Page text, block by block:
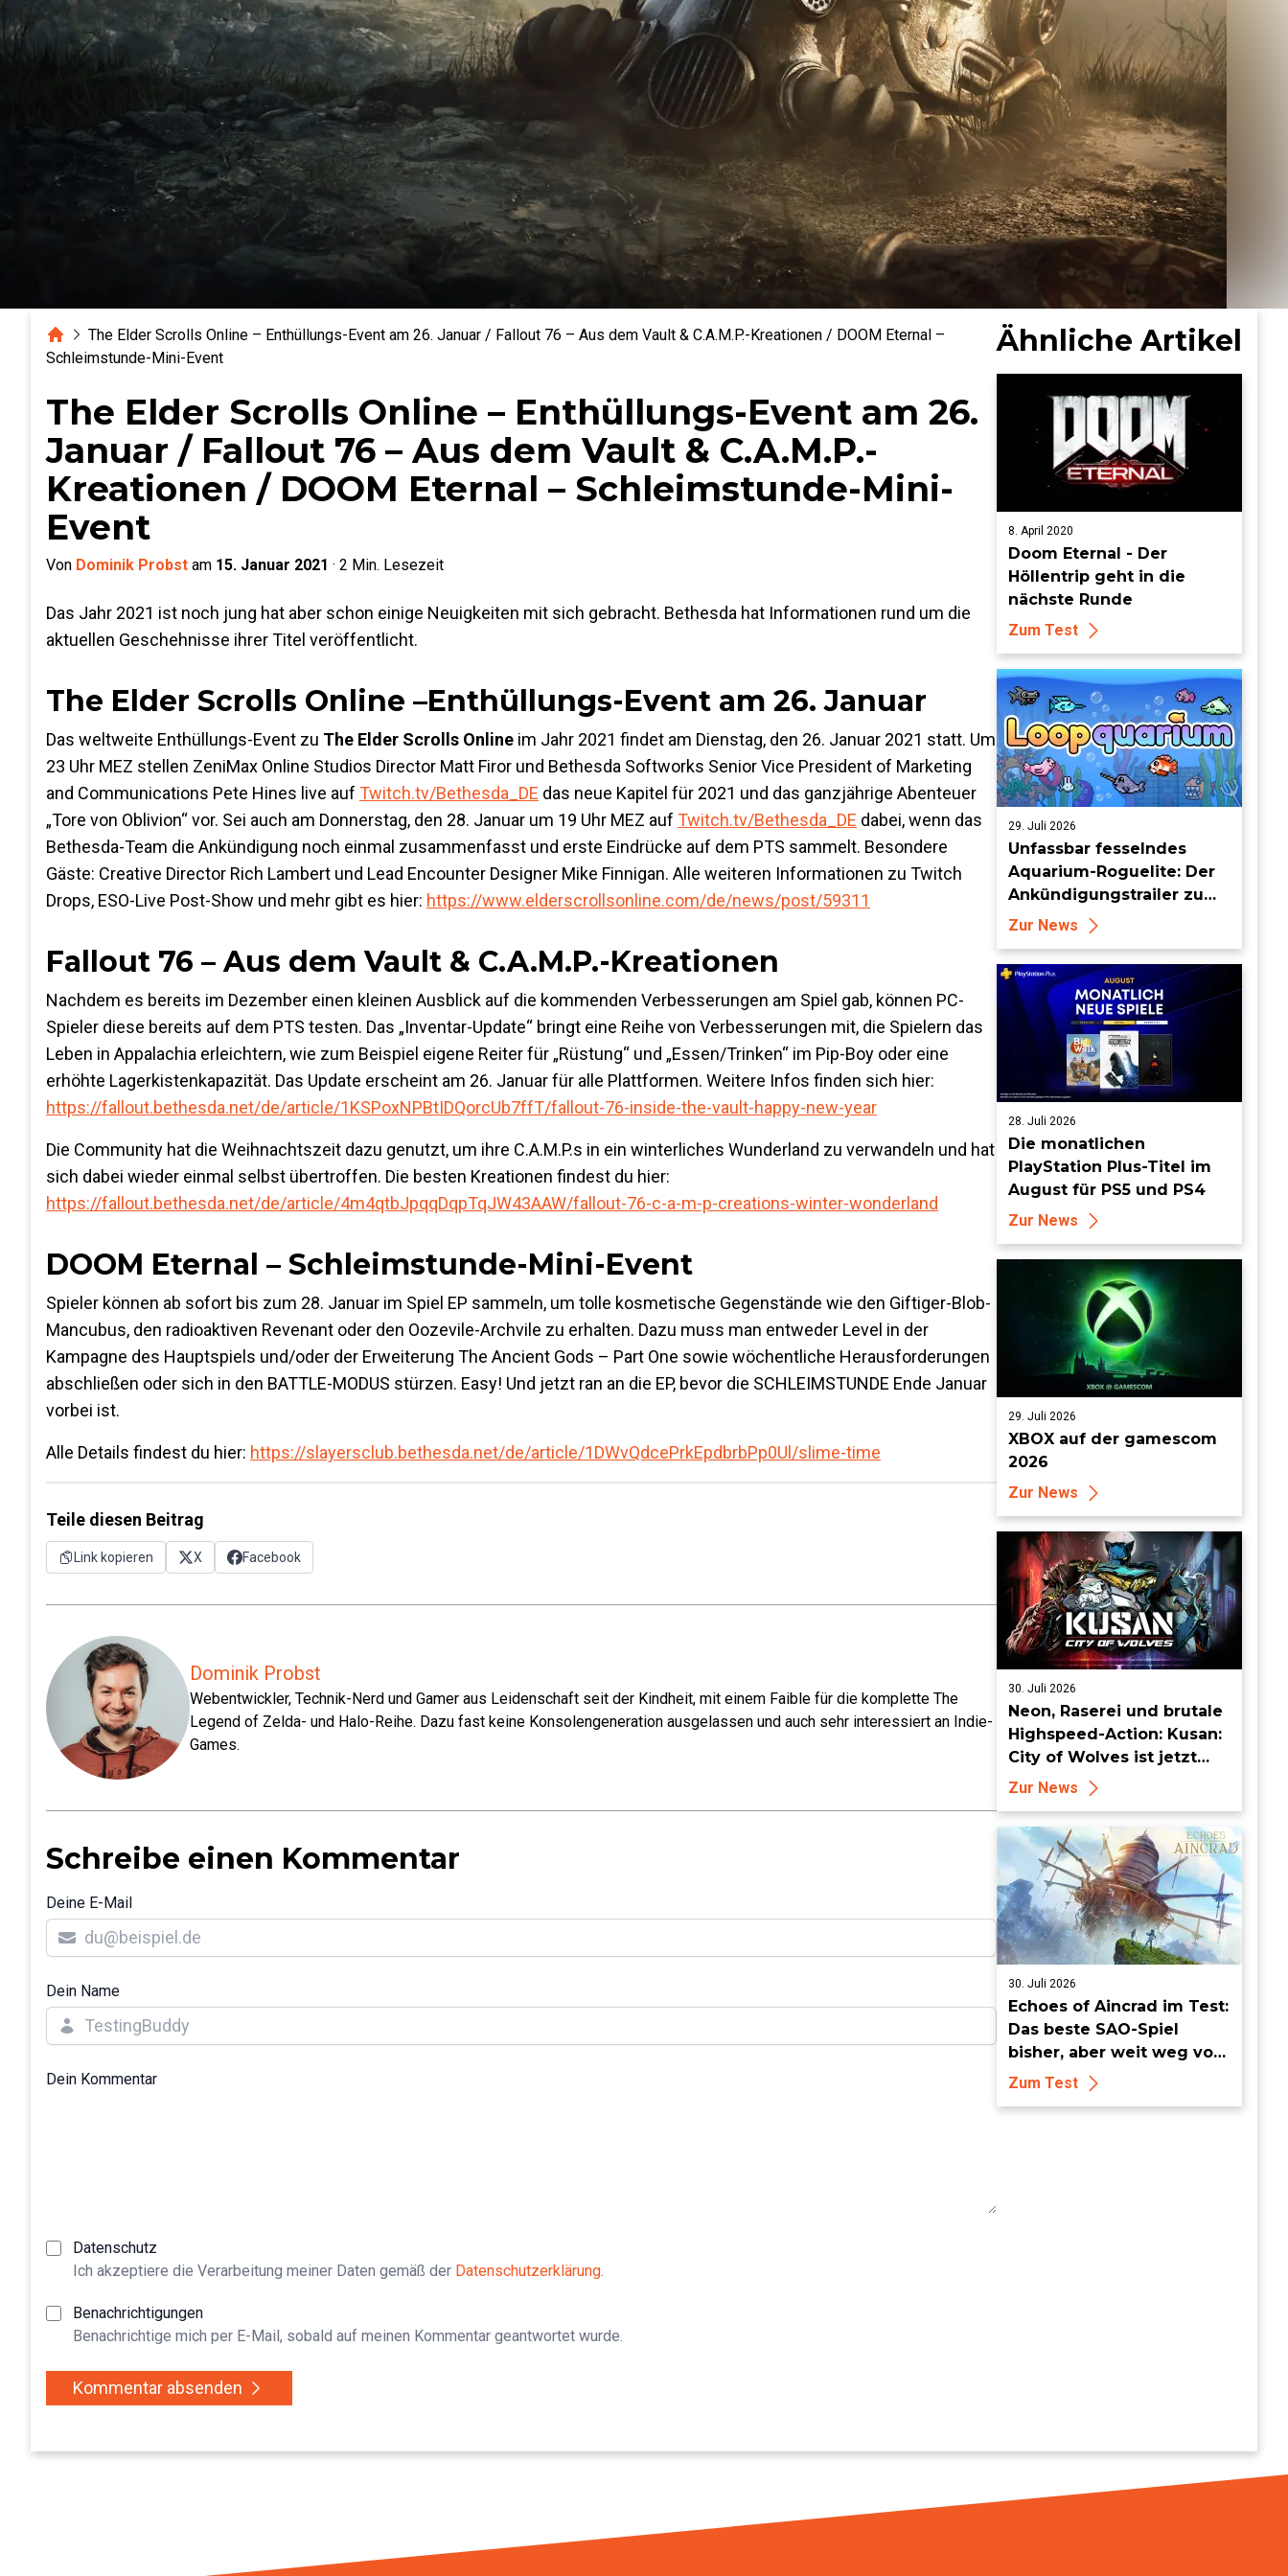
HomeThe Elder Scrolls Online – Enthüllungs-Event am 26. Januar / Fallout 76 – Aus dem Vault & C.A.M.P.-Kreationen / DOOM Eternal –
Schleimstunde-Mini-Event
The Elder Scrolls Online – Enthüllungs-Event am 26.
Januar / Fallout 76 – Aus dem Vault & C.A.M.P.-
Kreationen / DOOM Eternal – Schleimstunde-Mini-
Event
Von Dominik Probst am 15. Januar 2021 · 2 Min. Lesezeit
Das Jahr 2021 ist noch jung hat aber schon einige Neuigkeiten mit sich gebracht. Bethesda hat Informationen rund um die
aktuellen Geschehnisse ihrer Titel veröffentlicht.
The Elder Scrolls Online –Enthüllungs-Event am 26. Januar
Das weltweite Enthüllungs-Event zu The Elder Scrolls Online im Jahr 2021 findet am Dienstag, den 26. Januar 2021 statt. Um
23 Uhr MEZ stellen ZeniMax Online Studios Director Matt Firor und Bethesda Softworks Senior Vice President of Marketing
and Communications Pete Hines live auf Twitch.tv/Bethesda_DE das neue Kapitel für 2021 und das ganzjährige Abenteuer
„Tore von Oblivion“ vor. Sei auch am Donnerstag, den 28. Januar um 19 Uhr MEZ auf Twitch.tv/Bethesda_DE dabei, wenn das
Bethesda-Team die Ankündigung noch einmal zusammenfasst und erste Eindrücke auf dem PTS sammelt. Besondere
Gäste: Creative Director Rich Lambert und Lead Encounter Designer Mike Finnigan. Alle weiteren Informationen zu Twitch
Drops, ESO-Live Post-Show und mehr gibt es hier: https://www.elderscrollsonline.com/de/news/post/59311
Fallout 76 – Aus dem Vault & C.A.M.P.-Kreationen
Nachdem es bereits im Dezember einen kleinen Ausblick auf die kommenden Verbesserungen am Spiel gab, können PC-
Spieler diese bereits auf dem PTS testen. Das „Inventar-Update“ bringt eine Reihe von Verbesserungen mit, die Spielern das
Leben in Appalachia erleichtern, wie zum Beispiel eigene Reiter für „Rüstung“ und „Essen/Trinken“ im Pip-Boy oder eine
erhöhte Lagerkistenkapazität. Das Update erscheint am 26. Januar für alle Plattformen. Weitere Infos finden sich hier:
https://fallout.bethesda.net/de/article/1KSPoxNPBtIDQorcUb7ffT/fallout-76-inside-the-vault-happy-new-year
Die Community hat die Weihnachtszeit dazu genutzt, um ihre C.A.M.P.s in ein winterliches Wunderland zu verwandeln und hat
sich dabei wieder einmal selbst übertroffen. Die besten Kreationen findest du hier:
https://fallout.bethesda.net/de/article/4m4qtbJpqqDqpTqJW43AAW/fallout-76-c-a-m-p-creations-winter-wonderland
DOOM Eternal – Schleimstunde-Mini-Event
Spieler können ab sofort bis zum 28. Januar im Spiel EP sammeln, um tolle kosmetische Gegenstände wie den Giftiger-Blob-
Mancubus, den radioaktiven Revenant oder den Oozevile-Archvile zu erhalten. Dazu muss man entweder Level in der
Kampagne des Hauptspiels und/oder der Erweiterung The Ancient Gods – Part One sowie wöchentliche Herausforderungen
abschließen oder sich in den BATTLE-MODUS stürzen. Easy! Und jetzt ran an die EP, bevor die SCHLEIMSTUNDE Ende Januar
vorbei ist.
Alle Details findest du hier: https://slayersclub.bethesda.net/de/article/1DWvQdcePrkEpdbrbPp0Ul/slime-time
Teile diesen Beitrag
Link kopieren X Facebook
Dominik Probst
Webentwickler, Technik-Nerd und Gamer aus Leidenschaft seit der Kindheit, mit einem Faible für die komplette The
Legend of Zelda- und Halo-Reihe. Dazu fast keine Konsolengeneration ausgelassen und auch sehr interessiert an Indie-
Games.
Schreibe einen Kommentar
Deine E-Mail
Dein Name
Dein Kommentar
Datenschutz
Ich akzeptiere die Verarbeitung meiner Daten gemäß der Datenschutzerklärung.
Benachrichtigungen
Benachrichtige mich per E-Mail, sobald auf meinen Kommentar geantwortet wurde.
Kommentar absenden
Ähnliche Artikel
8. April 2020
Doom Eternal - Der
Höllentrip geht in die
nächste Runde
Zum Test
29. Juli 2026
Unfassbar fesselndes
Aquarium-Roguelite: Der
Ankündigungstrailer zu
Loopquarium
Zur News
28. Juli 2026
Die monatlichen
PlayStation Plus-Titel im
August für PS5 und PS4
Zur News
29. Juli 2026
XBOX auf der gamescom
2026
Zur News
30. Juli 2026
Neon, Raserei und brutale
Highspeed-Action: Kusan:
City of Wolves ist jetzt
erhältlich!
Zur News
30. Juli 2026
Echoes of Aincrad im Test:
Das beste SAO-Spiel
bisher, aber weit weg vom
Meisterwerk
Zum Test